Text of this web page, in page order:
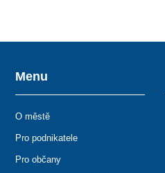
Menu
O městě
Pro podnikatele
Pro občany